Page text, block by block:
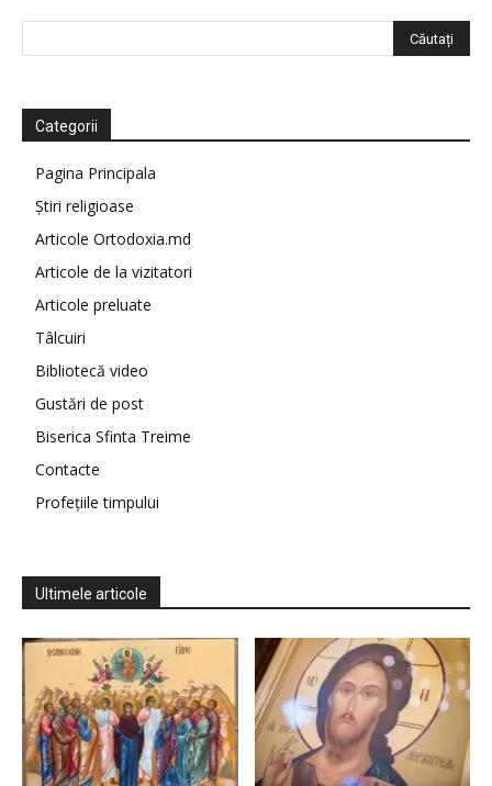
Categorii
Pagina Principala
Știri religioase
Articole Ortodoxia.md
Articole de la vizitatori
Articole preluate
Tâlcuiri
Bibliotecă video
Gustări de post
Biserica Sfinta Treime
Contacte
Profețiile timpului
Ultimele articole